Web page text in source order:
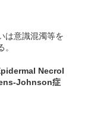
は意識混濁等を
Necrol
Johnson症